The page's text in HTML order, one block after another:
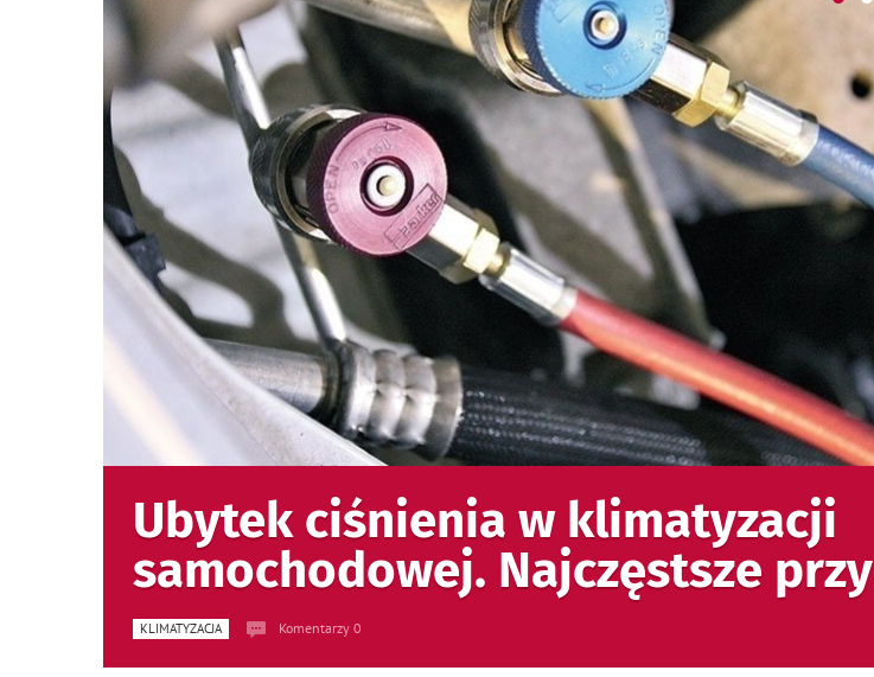
Ubytek ciśnienia w klimatyzacji
samochodowej. Najczęstsze
Komentarzy 0
KLIMATYZACJA